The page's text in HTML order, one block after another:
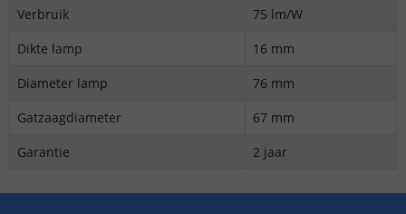
Verbruik
75 lm/W
Dikte lamp
16 mm
Diameter lamp
76 mm
Gatzaagdiameter
67 mm
Garantie
2 jaar